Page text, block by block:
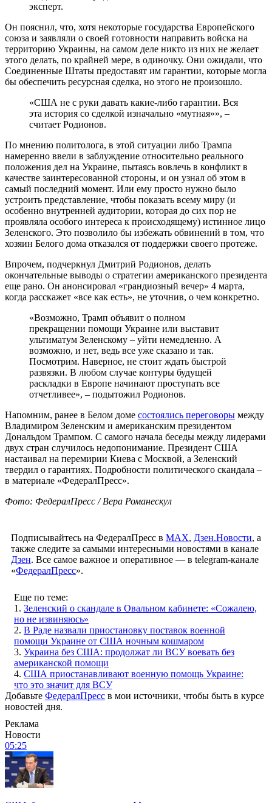
эксперт.
Он пояснил, что, хотя некоторые государства Европейского
союза и заявляли о своей готовности направить войска на
территорию Украины, на самом деле никто из них не желает
этого делать, по крайней мере, в одиночку. Они ожидали, что
Соединенные Штаты предоставят им гарантии, которые могла
бы обеспечить ресурсная сделка, но этого не произошло.
«США не с руки давать какие-либо гарантии. Вся
эта история со сделкой изначально «мутная»», –
считает Родионов.
По мнению политолога, в этой ситуации либо Трампа
намеренно ввели в заблуждение относительно реального
положения дел на Украине, пытаясь вовлечь в конфликт в
качестве заинтересованной стороны, и он узнал об этом в
самый последний момент. Или ему просто нужно было
устроить представление, чтобы показать всему миру (и
особенно внутренней аудитории, которая до сих пор не
проявляла особого интереса к происходящему) истинное лицо
Зеленского. Это позволило бы избежать обвинений в том, что
хозяин Белого дома отказался от поддержки своего протеже.
Впрочем, подчеркнул Дмитрий Родионов, делать
окончательные выводы о стратегии американского президента
еще рано. Он анонсировал «грандиозный вечер» 4 марта,
когда расскажет «все как есть», не уточнив, о чем конкретно.
«Возможно, Трамп объявит о полном
прекращении помощи Украине или выставит
ультиматум Зеленскому – уйти немедленно. А
возможно, и нет, ведь все уже сказано и так.
Посмотрим. Наверное, не стоит ждать быстрой
развязки. В любом случае контуры будущей
раскладки в Европе начинают проступать все
отчетливее», – подытожил Родионов.
Напомним, ранее в Белом доме состоялись переговоры между
Владимиром Зеленским и американским президентом
Дональдом Трампом. С самого начала беседы между лидерами
двух стран случилось недопонимание. Президент США
настаивал на перемирии Киева с Москвой, а Зеленский
твердил о гарантиях. Подробности политического скандала –
в материале «ФедералПресс».
Фото: ФедералПресс / Вера Романескул
Подписывайтесь на ФедералПресс в МАХ, Дзен.Новости, а
также следите за самыми интересными новостями в канале
Дзен. Все самое важное и оперативное — в telegram-канале
«ФедералПресс».
Еще по теме:
1. Зеленский о скандале в Овальном кабинете: «Сожалею,
но не извиняюсь»
2. В Раде назвали приостановку поставок военной
помощи Украине от США ночным кошмаром
3. Украина без США: продолжат ли ВСУ воевать без
американской помощи
4. США приостанавливают военную помощь Украине:
что это значит для ВСУ
Добавьте ФедералПресс в мои источники, чтобы быть в курсе
новостей дня.
Реклама
Новости
05:25